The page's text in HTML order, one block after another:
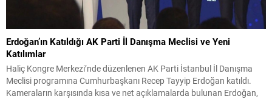
Erdoğan’ın Katıldığı AK Parti İl Danışma Meclisi ve Yeni
Katılımlar
Haliç Kongre Merkezi’nde düzenlenen AK Parti İstanbul İl Danışma
Meclisi programına Cumhurbaşkanı Recep Tayyip Erdoğan katıldı.
Kameraların karşısında kısa ve net açıklamalarda bulunan Erdoğan,